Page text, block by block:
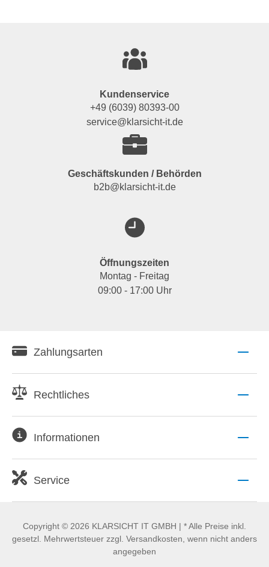
Kundenservice
+49 (6039) 80393-00
service@klarsicht-it.de
Geschäftskunden / Behörden
b2b@klarsicht-it.de
Öffnungszeiten
Montag - Freitag
09:00 - 17:00 Uhr
Zahlungsarten
Rechtliches
Informationen
Service
Copyright © 2026 KLARSICHT IT GMBH | * Alle Preise inkl.
gesetzl. Mehrwertsteuer zzgl. Versandkosten, wenn nicht anders
angegeben